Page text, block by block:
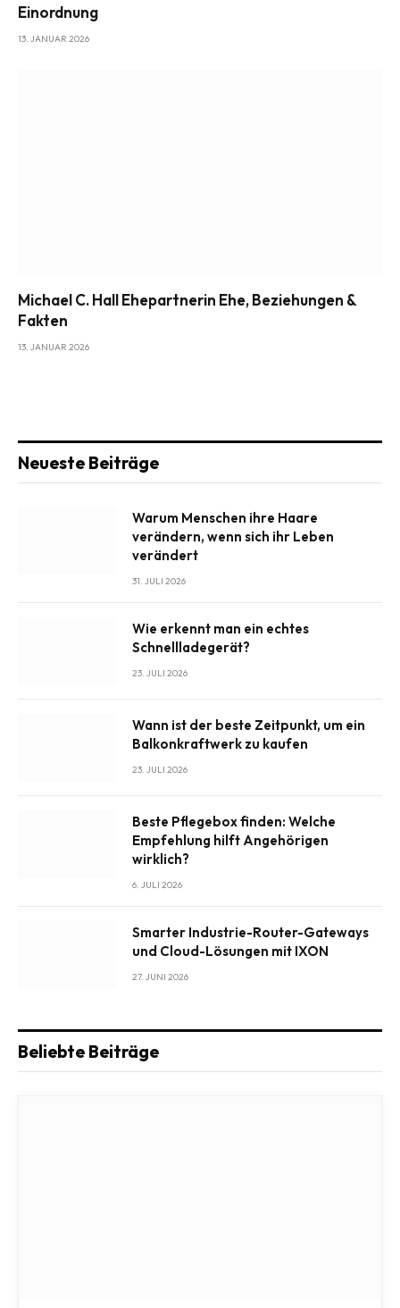
Einordnung
13. JANUAR 2026
Michael C. Hall Ehepartnerin Ehe, Beziehungen &
Fakten
13. JANUAR 2026
Neueste Beiträge
Warum Menschen ihre Haare
verändern, wenn sich ihr Leben
verändert
31. JULI 2026
Wie erkennt man ein echtes
Schnellladegerät?
23. JULI 2026
Wann ist der beste Zeitpunkt, um ein
Balkonkraftwerk zu kaufen
23. JULI 2026
Beste Pflegebox finden: Welche
Empfehlung hilft Angehörigen
wirklich?
6. JULI 2026
Smarter Industrie-Router-Gateways
und Cloud-Lösungen mit IXON
27. JUNI 2026
Beliebte Beiträge